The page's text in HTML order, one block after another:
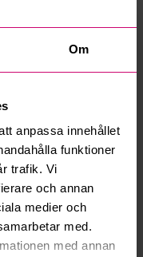
Om
anpassa innehållet
funktioner
trafik. Vi
och annan
medier och
med.
med annan
svar